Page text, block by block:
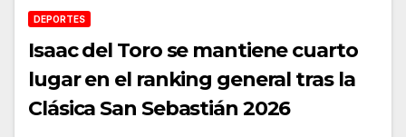
DEPORTES
Isaac del Toro se mantiene cuarto
lugar en el ranking general tras la
Clásica San Sebastián 2026